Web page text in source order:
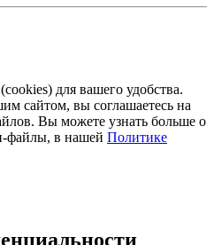
для вашего удобства.
сайтом, вы соглашаетесь на
Вы можете узнать больше о
файлы, в нашей Политике